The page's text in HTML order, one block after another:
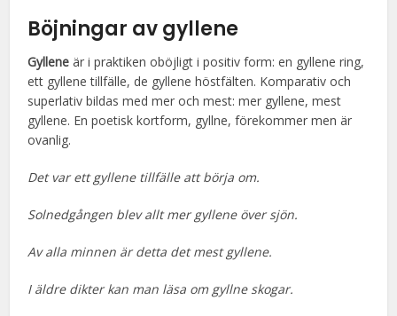
Böjningar av gyllene
Gyllene är i praktiken oböjligt i positiv form: en gyllene ring,
ett gyllene tillfälle, de gyllene höstfälten. Komparativ och
superlativ bildas med mer och mest: mer gyllene, mest
gyllene. En poetisk kortform, gyllne, förekommer men är
ovanlig.
Det var ett gyllene tillfälle att börja om.
Solnedgången blev allt mer gyllene över sjön.
Av alla minnen är detta det mest gyllene.
I äldre dikter kan man läsa om gyllne skogar.